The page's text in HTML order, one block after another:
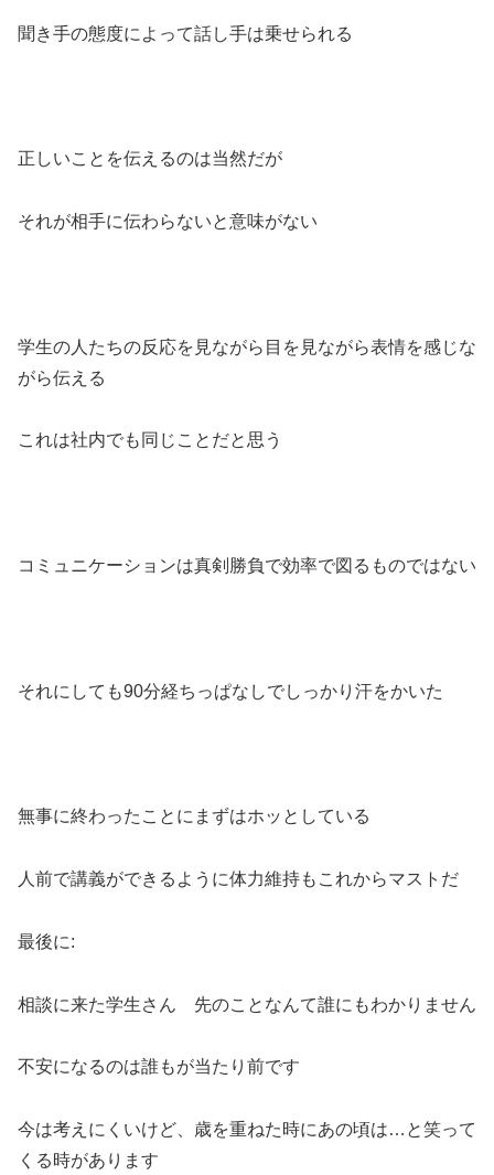
聞き手の態度によって話し手は乗せられる
正しいことを伝えるのは当然だが
それが相手に伝わらないと意味がない
学生の人たちの反応を見ながら目を見ながら表情を感じな
がら伝える
これは社内でも同じことだと思う
コミュニケーションは真剣勝負で効率で図るものではない
それにしても90分経ちっぱなしでしっかり汗をかいた
無事に終わったことにまずはホッとしている
人前で講義ができるように体力維持もこれからマストだ
最後に:
相談に来た学生さん 先のことなんて誰にもわかりません
不安になるのは誰もが当たり前です
今は考えにくいけど、歳を重ねた時にあの頃は…と笑って
くる時があります